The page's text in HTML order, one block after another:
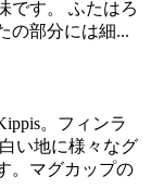
です。 ふたはろ
の部分には細...
。フィンラ
い地に様々なグ
。マグカップの